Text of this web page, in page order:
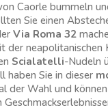
Caorle bummeln
Sie einen
Via Roma 32
der
Scialatelli-Nudeln
haben Sie in dieser
der Wahl und